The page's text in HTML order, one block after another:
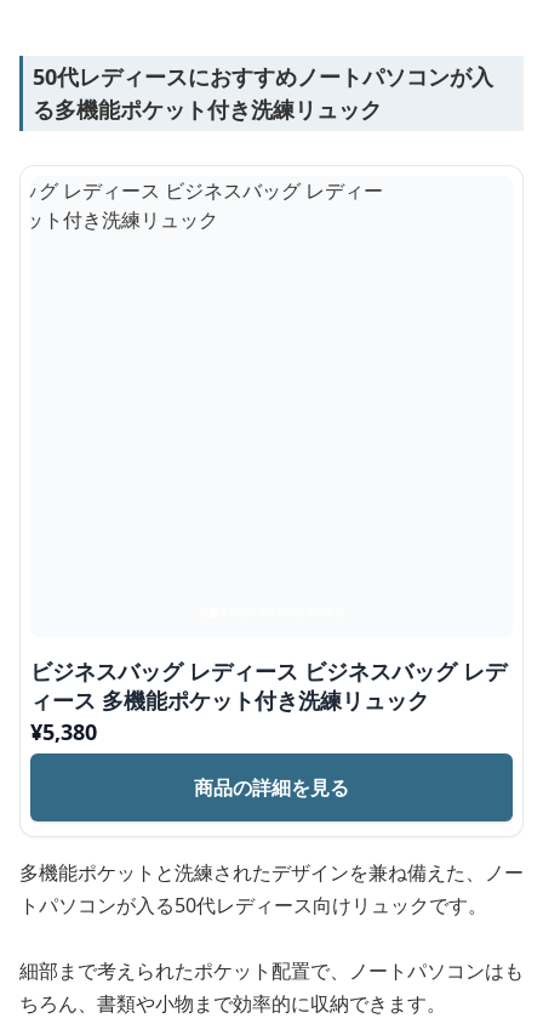
50代レディースにおすすめノートパソコンが入
る多機能ポケット付き洗練リュック
ビジネスバッグ レディース ビジネスバッグ レデ
ィース 多機能ポケット付き洗練リュック
¥5,380
商品の詳細を見る
多機能ポケットと洗練されたデザインを兼ね備えた、ノー
トパソコンが入る50代レディース向けリュックです。
細部まで考えられたポケット配置で、ノートパソコンはも
ちろん、書類や小物まで効率的に収納できます。